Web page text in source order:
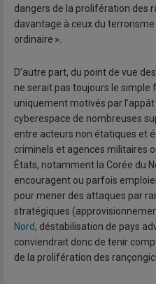
dangers de la prolifération des
davantage à ceux du terrorisme
ordinaire ».
D’autre part, du point de vue
ne serait pas toujours le simple
uniquement motivés par
cyberespace de nombreuses
entre acteurs non étatiques et
criminels et agences militaires
États, notamment la Corée du
encouragent ou parfois
pour mener des attaques par
stratégiques
Nord, déstabilisation de pays
conviendrait donc de tenir
de la prolifération des